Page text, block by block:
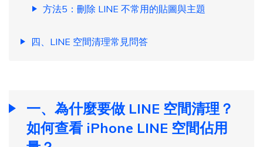
方法5：刪除 LINE 不常用的貼圖與主題
四、LINE 空間清理常見問答
一、為什麼要做 LINE 空間清理？
如何查看 iPhone LINE 空間佔用